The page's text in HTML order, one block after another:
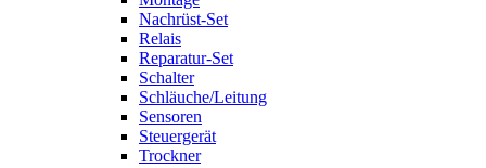
Nachrüst-Set
Relais
Reparatur-Set
Schalter
Schläuche/Leitung
Sensoren
Steuergerät
Trockner